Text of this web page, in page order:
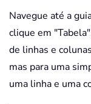
Navegue até a
clique em
de linhas e
mas para uma
uma linha e uma